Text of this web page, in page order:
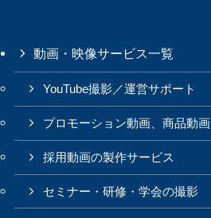
動画・映像サービス一覧
YouTube撮影／運営サポート
プロモーション動画、商品動画
採用動画の製作サービス
セミナー・研修・学会の撮影